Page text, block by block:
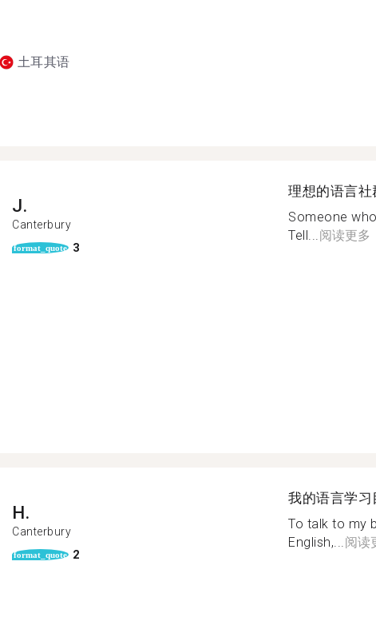
土耳其语
J.
Canterbury
format_quote 3
理想的语言社
Someone
Tell...阅读更多
H.
Canterbury
format_quote 2
我的语言学习
To talk to my
English,...阅读